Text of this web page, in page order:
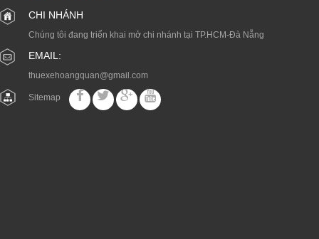
CHI NHÁNH
Chúng tôi đang triển khai mở chi nhánh tại TP.HCM-Đà Nẵng
EMAIL:
thuexehoangquan@gmail.com
Sitemap